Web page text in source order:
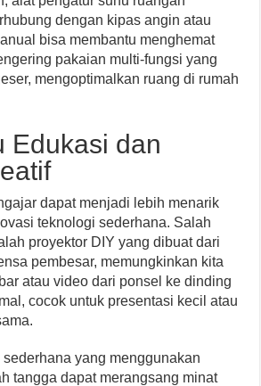
dengan kipas angin atau
bisa membantu menghemat
pakaian multi-fungsi yang
mengoptimalkan ruang di rumah
Edukasi dan
dapat menjadi lebih menarik
teknologi sederhana. Salah
proyektor DIY yang dibuat dari
pembesar, memungkinkan kita
atau video dari ponsel ke dinding
cocok untuk presentasi kecil atau
yang menggunakan
tangga dapat merangsang minat